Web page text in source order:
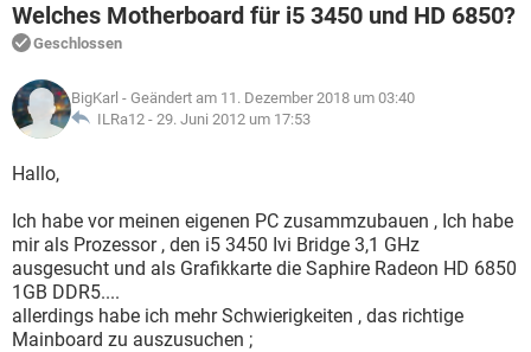
WHATSAPP TIKTOK
FACEBOOK
WINDOWS 10
WHATSAPP
FACEBOOK HARDWARE
SPIELE STREAMING
ANDROID
WINDOWS 10 INSTAGRAM
WHATSAPP
FACEBOOK
FORUM
SPIELE
ANDROID IOS
FACEBOOK HARDWARE
LEXIKON
SPIELE
ANDROID
WINDOWS 10 INSTAGRAM
WHATSAPP TIKTOK
FACEBOOK
Welches Motherboard für i5 3450 und HD 6850?
Geschlossen
BigKarl - Geändert am 11. Dezember 2018 um 03:40
ILRa12 - 29. Juni 2012 um 17:53
Hallo,
Ich habe vor meinen eigenen PC zusammzubauen , Ich habe
mir als Prozessor , den i5 3450 Ivi Bridge 3,1 GHz
ausgesucht und als Grafikkarte die Saphire Radeon HD 6850
1GB DDR5....
allerdings habe ich mehr Schwierigkeiten , das richtige
Mainboard zu auszusuchen ;